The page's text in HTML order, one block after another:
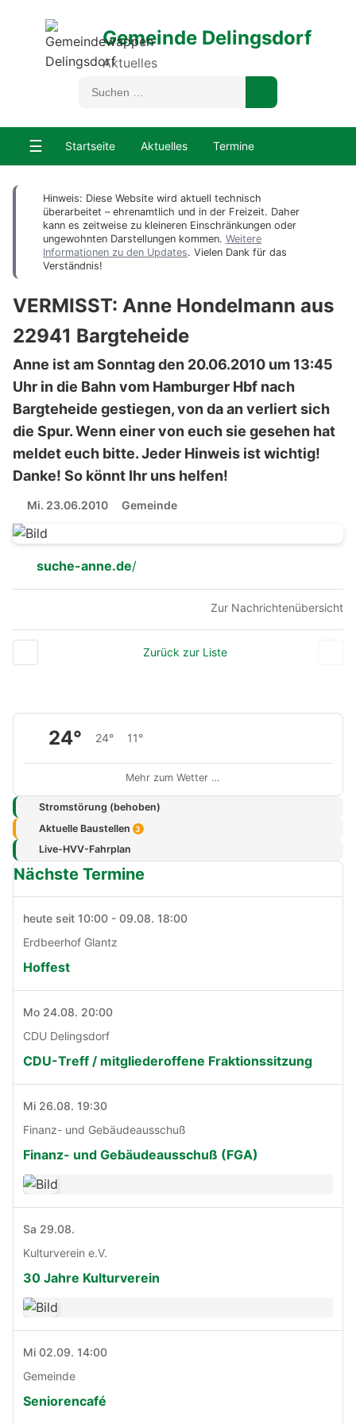
Gemeinde Delingsdorf
Aktuelles
☰ Startseite Aktuelles Termine
Hinweis: Diese Website wird aktuell technisch
überarbeitet – ehrenamtlich und in der Freizeit. Daher
kann es zeitweise zu kleineren Einschränkungen oder
ungewohnten Darstellungen kommen. Weitere
Informationen zu den Updates. Vielen Dank für das
Verständnis!
VERMISST: Anne Hondelmann aus
22941 Bargteheide
Anne ist am Sonntag den 20.06.2010 um 13:45
Uhr in die Bahn vom Hamburger Hbf nach
Bargteheide gestiegen, von da an verliert sich
die Spur. Wenn einer von euch sie gesehen hat
meldet euch bitte. Jeder Hinweis ist wichtig!
Danke! So könnt Ihr uns helfen!
Mi. 23.06.2010 Gemeinde
suche-anne.de/
Zur Nachrichtenübersicht
Zurück zur Liste
24° 24° 11°
Mehr zum Wetter …
Stromstörung (behoben)
Aktuelle Baustellen 3
Live-HVV-Fahrplan
Nächste Termine
heute seit 10:00 - 09.08. 18:00
Erdbeerhof Glantz
Hoffest
Mo 24.08. 20:00
CDU Delingsdorf
CDU-Treff / mitgliederoffene Fraktionssitzung
Mi 26.08. 19:30
Finanz- und Gebäudeausschuß
Finanz- und Gebäudeausschuß (FGA)
Sa 29.08.
Kulturverein e.V.
30 Jahre Kulturverein
Mi 02.09. 14:00
Gemeinde
Seniorencafé